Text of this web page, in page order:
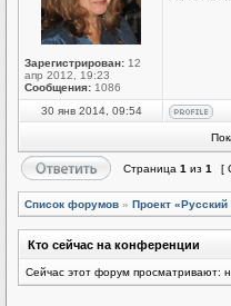
Зарегистрирован: 12
апр 2012, 19:23
Сообщения: 1086
30 янв 2014, 09:54
Страница 1 из 1 [
Список форумов » Проект «Русский
Кто сейчас на конференции
Сейчас этот форум просматривают: